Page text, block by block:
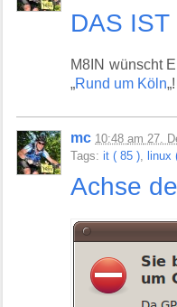
DAS IST
M8IN wünscht
„Rund um Köln
mc 10:48 am 27.
Tags: it ( 85 ) linux
Achse